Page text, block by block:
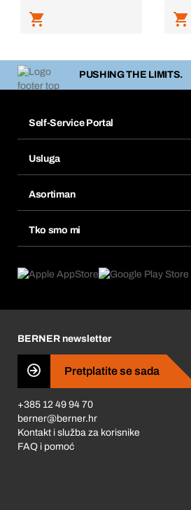
PUSHING THE LIMITS.
Self-Service Portal
Popisi želja
Ponovno naručivanje
Pretplate
Usluga
Tražitelji proizvoda
Asortiman
Tko smo mi
Što nas pokreće
Business Conduct
BERNER newsletter
Pretplatite se sada
+385 12 49 94 70
berner@berner.hr
Kontakt i služba za korisnike
FAQ i pomoć